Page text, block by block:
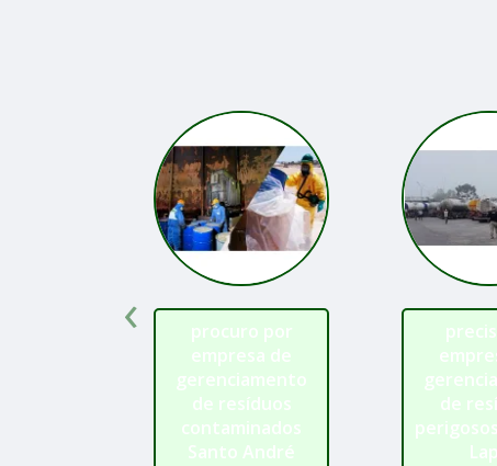
procuro por
empresa de
gerenciamento
de resíduos
contaminados
Santo André
de
‹